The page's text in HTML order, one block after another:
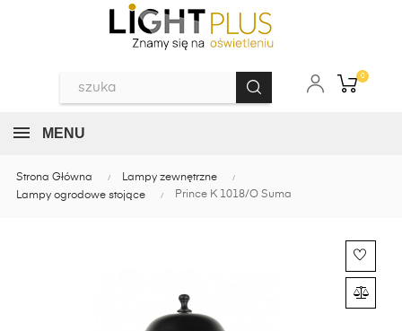
0
MENU
Strona Główna
Lampy zewnętrzne
Lampy ogrodowe stojące
Prince K 1018/O Suma